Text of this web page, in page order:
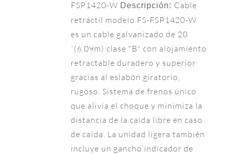
FSP1420-W Descripción: Cable
retráctil modelo FS-FSP1420-W
es un cable galvanizado de 20
´(6.09m) clase "B" con alojamiento
retractable duradero y superior
gracias al eslabón giratorio,
rugoso. Sistema de frenos único
que alivia el choque y minimiza la
distancia de la caída libre en caso
de caída. La unidad ligera también
incluye un gancho indicador de